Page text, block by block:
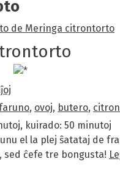
, ovoj, butero,
kuirado: 50 minutoj
el la plej ŝatataj de
sed ĉefe tre bongusta!